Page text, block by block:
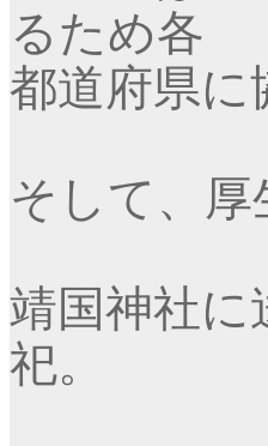
るため各
都道府県に
そして、
靖国神社に
祀。